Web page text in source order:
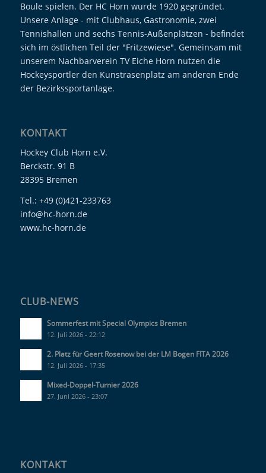
Boule spielen. Der HC Horn wurde 1920 gegründet.
Unsere Anlage - mit Clubhaus, Gastronomie, zwei
Tennishallen und sechs Tennis-Außenplätzen - befindet
sich im östlichen Teil der "Fritzewiese". Gemeinsam mit
unserem Nachbarverein TV Eiche Horn nutzen die
Hockeysportler den Kunstrasenplatz am anderen Ende
der Bezirkssportanlage.
KONTAKT
Hockey Club Horn e.V.
Berckstr. 91 B
28395 Bremen
Tel.: +49 (0)421-233763
info@hc-horn.de
www.hc-horn.de
CLUB-NEWS
Sommerfest mit Special Olympics Bremen
12. Juli 2026 - 22:12
2. Platz für Geert Rosenow bei der LM Bogen FITA 2026
12. Juli 2026 - 17:35
Mixed-Doppel-Turnier 2026
27. Juni 2026 - 23:07
KONTAKT